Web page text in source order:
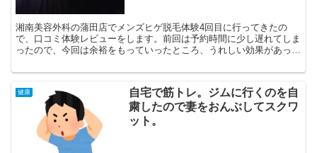
湘南美容外科の蒲田店でメンズヒゲ脱毛体験4回目に行ってきたの
で、口コミ体験レビューをします。前回は予約時間に少し遅れてしま
ったので、今回は余裕をもっていったところ、うれしい効果があった
健康
自宅で筋トレ。ジムに行くのを自
粛したので妻をおんぶしてスクワ
ット。